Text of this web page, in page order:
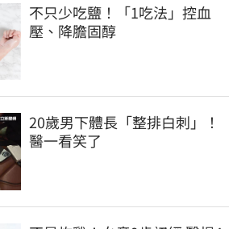
不只少吃鹽！「1吃法」控血
壓、降膽固醇
20歲男下體長「整排白刺」！
醫一看笑了